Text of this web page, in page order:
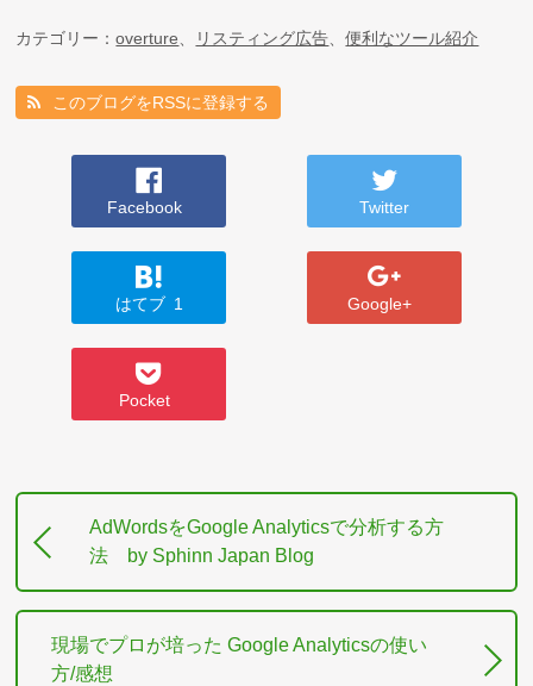
カテゴリー：overture リスティング広告 、便利なツール紹介
このブログをRSSに登録する
Facebook Twitter
はてブ 1 Google+
Pocket
AdWordsをGoogle Analyticsで分析する方
法 by Sphinn Japan Blog
現場でプロが培った Google Analyticsの使い
方/感想